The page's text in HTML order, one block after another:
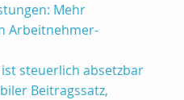
Mehr
Arbeitnehmer-
steuerlich absetzbar
Beitragssatz,